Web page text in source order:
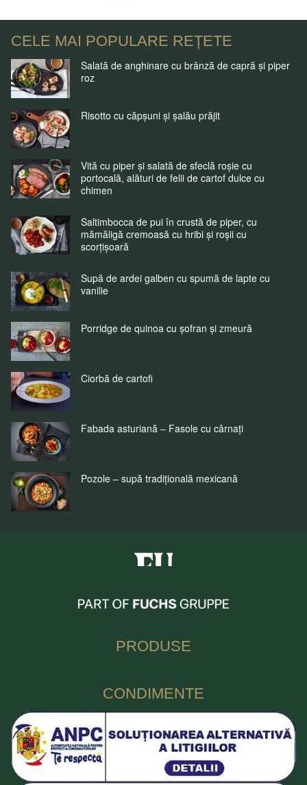
CELE MAI POPULARE REȚETE
Salată de anghinare cu brânză de capră și piper
roz
Risotto cu căpșuni și șalău prăjit
Vită cu piper și salată de sfeclă roșie cu
portocală, alături de felii de cartof dulce cu
chimen
Saltimbocca de pui în crustă de piper, cu
mămăligă cremoasă cu hribi și roșii cu
scorțișoară
Supă de ardei galben cu spumă de lapte cu
vanilie
Porridge de quinoa cu șofran și zmeură
Ciorbă de cartofi
Fabada asturiană – Fasole cu cârnați
Pozole – supă tradițională mexicană
PRODUSE
CONDIMENTE